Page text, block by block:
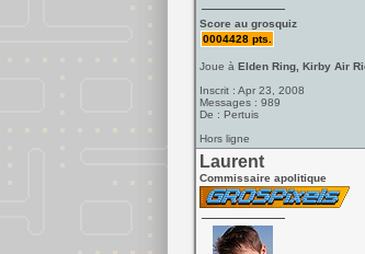
Score au grosquiz
0004428 pts.
Joue à Elden Ring, Kirby Air
Inscrit : Apr 23, 2008
Messages : 989
De : Pertuis
Hors ligne
Laurent
Commissaire apolitique